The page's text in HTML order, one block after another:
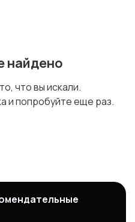
найдено
что вы искали.
и попробуйте еще раз.